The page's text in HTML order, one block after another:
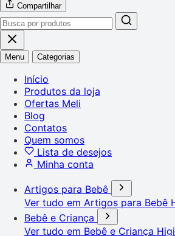
Compartilhar
Menu Categorias
Início
Produtos da loja
Ofertas Meli
Blog
Contatos
Quem somos
Lista de desejos
Minha conta
Artigos para Bebê
Ver tudo em Artigos para Bebê
Bebê e Criança
Ver tudo em Bebê e Criança